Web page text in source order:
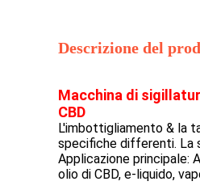
Descrizione del
Macchina di
CBD
L'imbottigliamento & la
specifiche differenti. La
Applicazione principale:
olio di CBD, e-liquido,